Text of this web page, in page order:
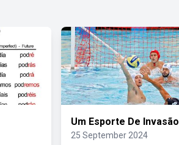
Um Esporte De Invasão
25 September 2024